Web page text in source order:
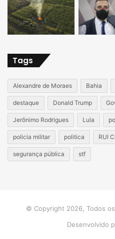
Tags
Alexandre de Moraes Bahia
destaque Donald Trump
Jerônimo Rodrigues Lula
policia militar politica RUI
segurança pública stf
© Copyright 2026, Todos
Desenvolvido